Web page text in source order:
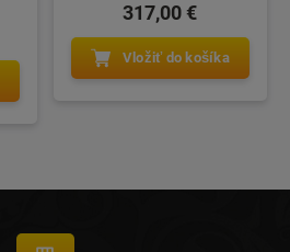
317,00 €
Vložiť do košíka